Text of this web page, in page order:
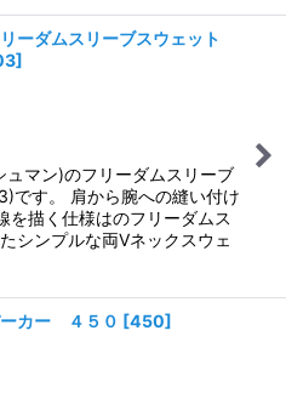
ーダムスリーブスウェット
]
ュマン)のフリーダムスリーブ
です。 肩から腕への縫い付け
を描く仕様はのフリーダムス
シンプルな両Vネックスウェ
カー ４５０ [450]